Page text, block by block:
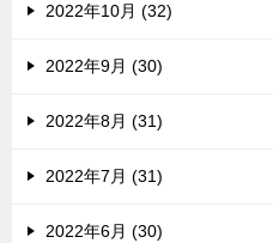
2022年10月 (32)
2022年9月 (30)
2022年8月 (31)
2022年7月 (31)
2022年6月 (30)